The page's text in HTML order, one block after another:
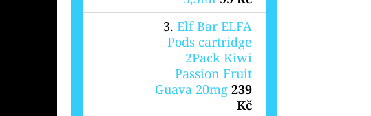
Elf Bar ELFA
Pods cartridge
2Pack Kiwi
Passion Fruit
Guava 20mg 239
Kč